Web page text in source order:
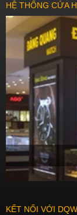
HỆ THỐNG CỬA
KẾT NỐI VỚI DQW